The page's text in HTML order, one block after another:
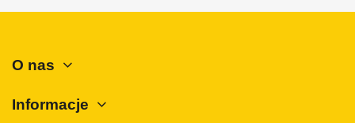
Toyota
O nas
Informacje